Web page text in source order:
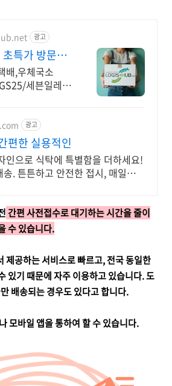
광고
특가 방문택
배,우체국소
세븐일레븐
광고
편한 실용적인
인으로 식탁에 특별함을 더하세요!
. 튼튼하고 안전한 접시, 매일매일
간편 사전접수로 대기하는 시간을 줄이
수 있습니다.
제공하는 서비스로 빠르고, 전국 동일한
있기 때문에 자주 이용하고 있습니다. 도
배송되는 경우도 있다고 합니다.
모바일 앱을 통하여 할 수 있습니다.